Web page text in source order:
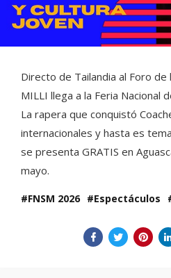
Directo de Tailandia al Foro de
MILLI llega a la Feria Nacional
La rapera que conquistó
internacionales y hasta es
se presenta GRATIS en
mayo.
FNSM 2026 Espectáculos